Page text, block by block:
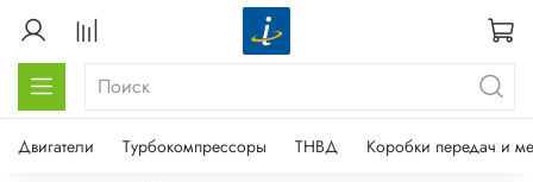
Двигатели Турбокомпрессоры ТНВД Коробки передач и